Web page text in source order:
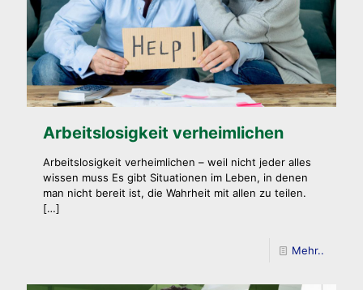
Arbeitslosigkeit verheimlichen
Arbeitslosigkeit verheimlichen – weil nicht jeder alles
wissen muss Es gibt Situationen im Leben, in denen
man nicht bereit ist, die Wahrheit mit allen zu teilen.
[…]
Mehr..